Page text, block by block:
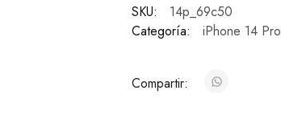
SKU:
14p_69c50
Categoría:
iPhone 14 Pro
Compartir: